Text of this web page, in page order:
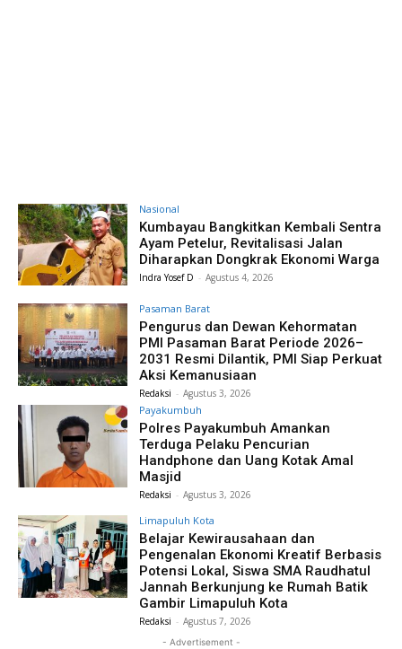
Nasional
Kumbayau Bangkitkan Kembali Sentra
Ayam Petelur, Revitalisasi Jalan
Diharapkan Dongkrak Ekonomi Warga
Indra Yosef D - Agustus 4, 2026
Pasaman Barat
Pengurus dan Dewan Kehormatan
PMI Pasaman Barat Periode 2026–
2031 Resmi Dilantik, PMI Siap Perkuat
Aksi Kemanusiaan
Redaksi - Agustus 3, 2026
Payakumbuh
Polres Payakumbuh Amankan
Terduga Pelaku Pencurian
Handphone dan Uang Kotak Amal
Masjid
Redaksi - Agustus 3, 2026
Limapuluh Kota
Belajar Kewirausahaan dan
Pengenalan Ekonomi Kreatif Berbasis
Potensi Lokal, Siswa SMA Raudhatul
Jannah Berkunjung ke Rumah Batik
Gambir Limapuluh Kota
Redaksi - Agustus 7, 2026
- Advertisement -